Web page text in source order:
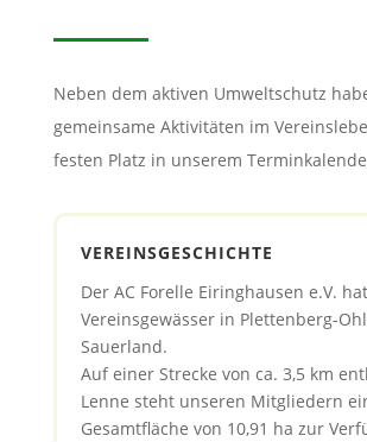
Neben dem aktiven Umweltschutz
gemeinsame Aktivitäten im
festen Platz in unserem
VEREINSGESCHICHTE
Der AC Forelle Eiringhausen e.V.
Vereinsgewässer in Plettenberg-
Sauerland.
Auf einer Strecke von ca. 3,5 km
Lenne steht unseren Mitgliedern
Gesamtfläche von 10,91 ha zur